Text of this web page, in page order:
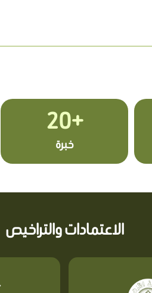
+20
خبرة
الاعتمادات والتراخيص